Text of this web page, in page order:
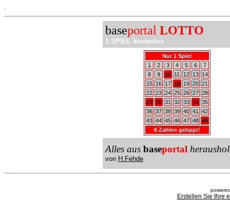
baseportal LOTTO
1 SPIEL kostenlos
Nur 1 Spiel
1
2 3 4 5 6
7
8
9 10 11 12 13
14
15
16 17 18 19 20 21
22 23 24 25 26 27 28
29 30 31 32 33 34 35
36 37 38 39 40 41
42
43 44 45 46 47 48 49
6 Zahlen getippt!
Alles aus baseportal
von H.Fehde
Erstellen Sie Ihre